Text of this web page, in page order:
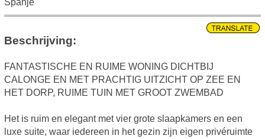
Spanje
Beschrijving:
FANTASTISCHE EN RUIME WONING DICHTBIJ
CALONGE EN MET PRACHTIG UITZICHT OP ZEE EN
HET DORP, RUIME TUIN MET GROOT ZWEMBAD
Het is ruim en elegant met vier grote slaapkamers en een
luxe suite, waar iedereen in het gezin zijn eigen privéruimte